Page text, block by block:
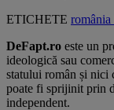
ETICHETE românia
DeFapt.ro este un
ideologică sau
statului român și nici
poate fi sprijinit prin
independent.